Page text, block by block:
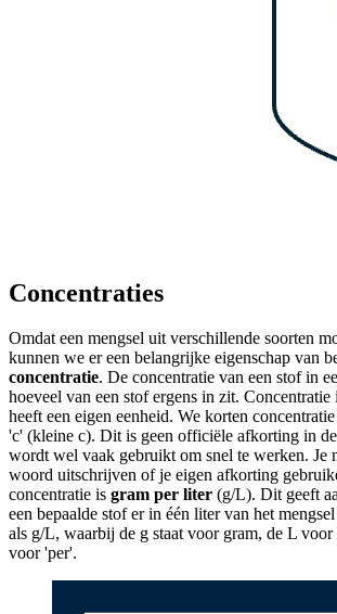
Concentraties
Omdat een mengsel uit verschillende soorten
kunnen we er een belangrijke eigenschap van
concentratie. De concentratie van een stof in
hoeveel van een stof ergens in zit. Concentratie
heeft een eigen eenheid. We korten
'c' (kleine c). Dit is geen officiële afkorting in
wordt wel vaak gebruikt om snel te werken. Je
woord uitschrijven of je eigen afkorting
concentratie is gram per liter (g/L). Dit geeft
een bepaalde stof er in één liter van het
als g/L, waarbij de g staat voor gram, de L voor
voor 'per'.